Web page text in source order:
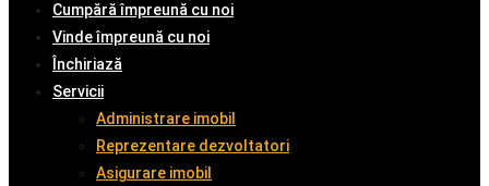
Cumpără împreună cu noi
Vinde împreună cu noi
Închiriază
Servicii
Administrare imobil
Reprezentare dezvoltatori
Asigurare imobil